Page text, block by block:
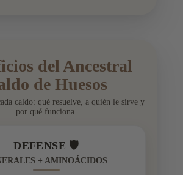
del Ancestral
de Huesos
caldo: qué resuelve, a quién le sirve y
por qué funciona.
DEFENSE 🛡️
+ AMINOÁCIDOS